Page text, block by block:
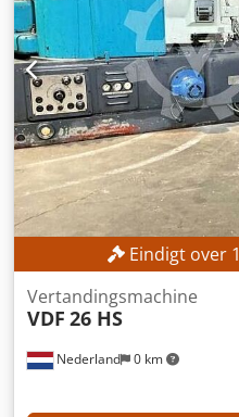
Automatische draadinvoer
Maximale afmetingen
Besturing en diëlektrische
CHARMILLES Reservoir
Dcodpfx Adezpxg Ssrjk
MACHINEGEGEVENS
UITVOERING - Koelaggregaat
Eindigt over
Nederland 0 km
Vertandingsmachine
VDF 26 HS